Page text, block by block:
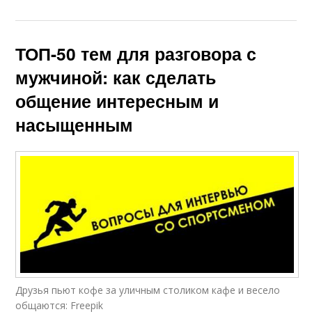
ТОП-50 тем для разговора с
мужчиной: как сделать
общение интересным и
насыщенным
Друзья пьют кофе за уличным столиком кафе и весело
общаются: Freepik